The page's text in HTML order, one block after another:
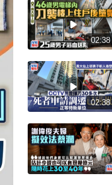
02:38
02:38